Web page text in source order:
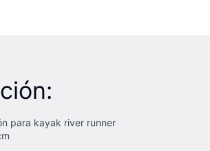
para kayak river runner